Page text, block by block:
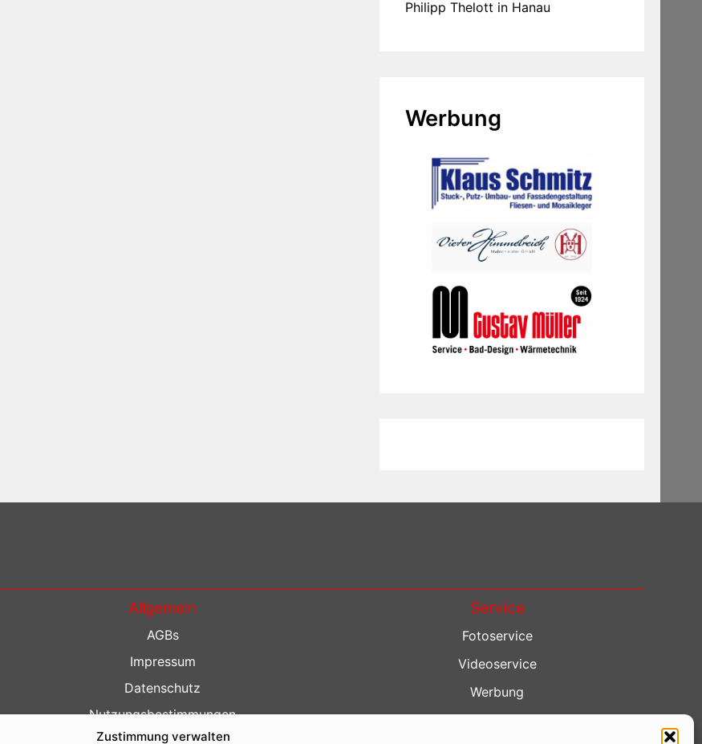
Zustimmung verwalten
Philipp Thelott in Hanau
Werbung
Allgemein
AGBs
Impressum
Datenschutz
Nutzungsbestimmungen
Kontakt
Service
Fotoservice
Videoservice
Werbung